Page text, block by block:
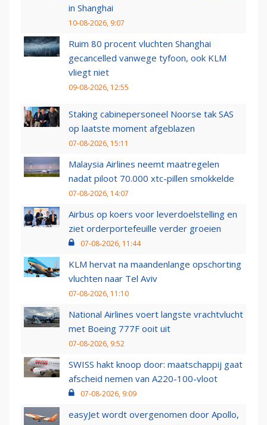
in Shanghai
10-08-2026, 9:07
Ruim 80 procent vluchten Shanghai
gecancelled vanwege tyfoon, ook KLM
vliegt niet
09-08-2026, 12:55
Staking cabinepersoneel Noorse tak SAS
op laatste moment afgeblazen
07-08-2026, 15:11
Malaysia Airlines neemt maatregelen
nadat piloot 70.000 xtc-pillen smokkelde
07-08-2026, 14:07
Airbus op koers voor leverdoelstelling en
ziet orderportefeuille verder groeien
07-08-2026, 11:44
KLM hervat na maandenlange opschorting
vluchten naar Tel Aviv
07-08-2026, 11:10
National Airlines voert langste vrachtvlucht
met Boeing 777F ooit uit
07-08-2026, 9:52
SWISS hakt knoop door: maatschappij gaat
afscheid nemen van A220-100-vloot
07-08-2026, 9:09
easyJet wordt overgenomen door Apollo,